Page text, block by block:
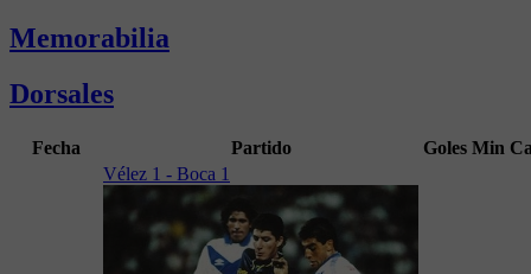
Memorabilia
Dorsales
Fecha Partido Goles Min
Vélez 1 - Boca 1